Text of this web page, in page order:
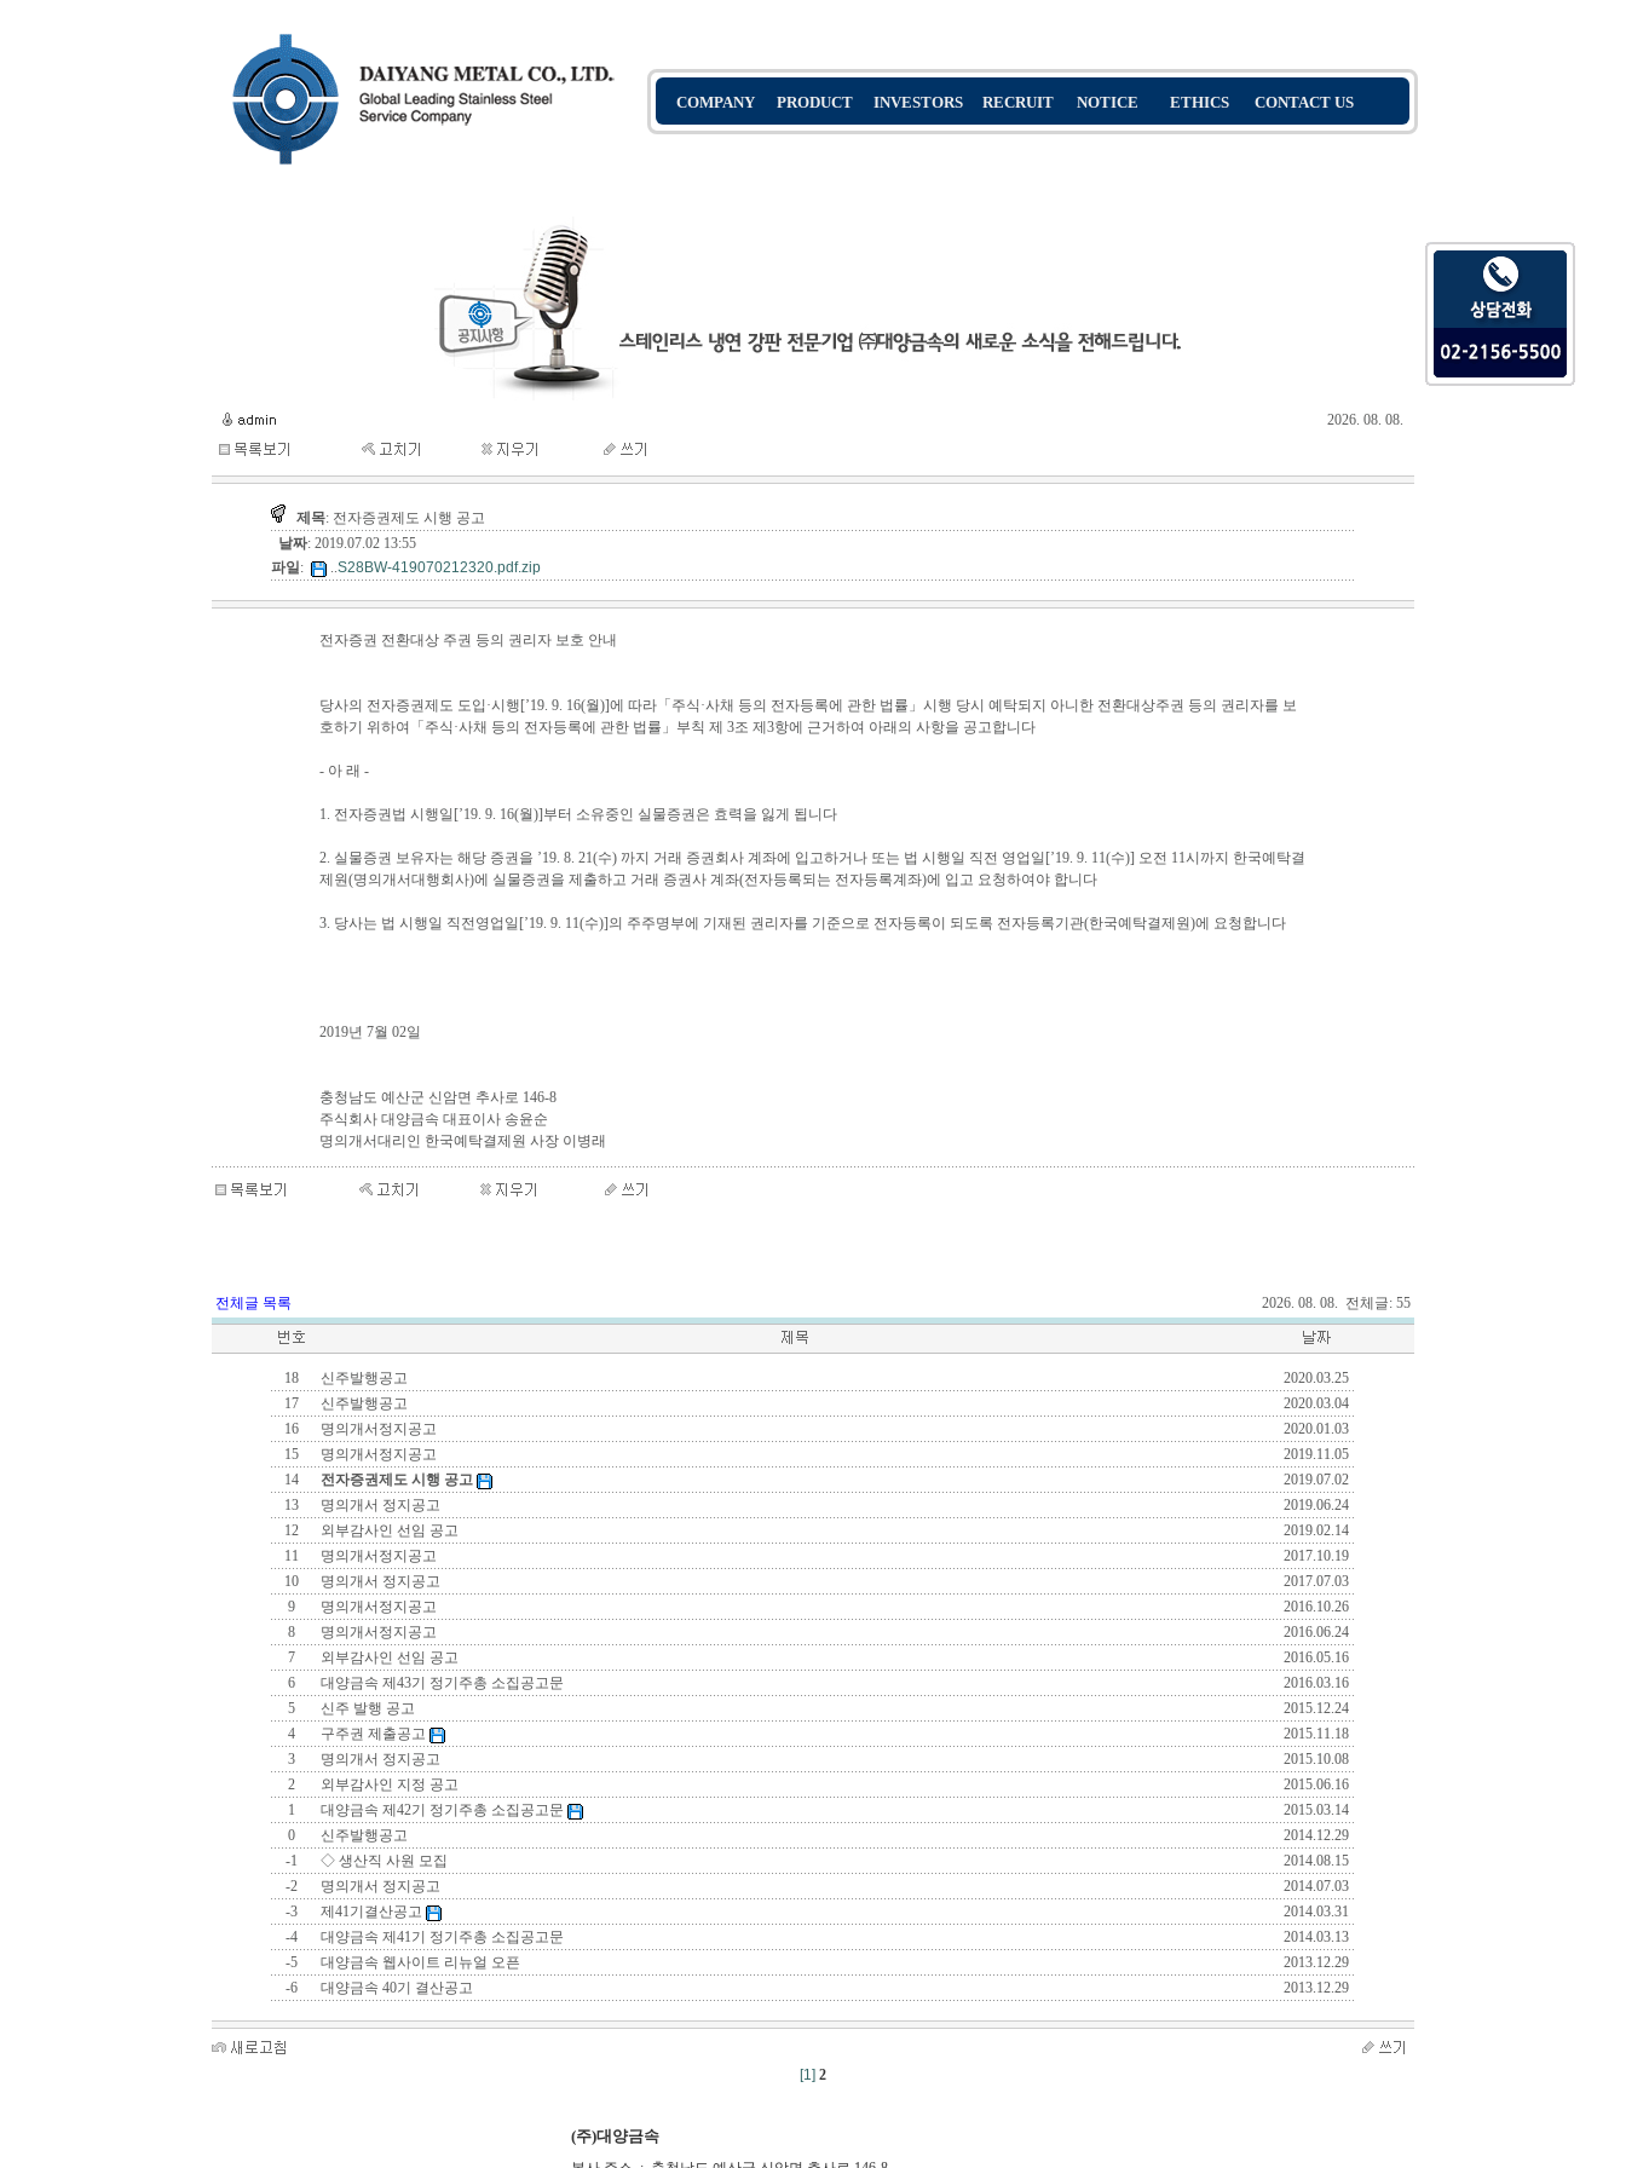
2026. 08. 08.
제목: 전자증권제도 시행 공고
날짜: 2019.07.02 13:55
파일: ..S28BW-419070212320.pdf.zip
전자증권 전환대상 주권 등의 권리자 보호 안내
당사의 전자증권제도 도입·시행[’19. 9. 16(월)]에 따라「주식·사채 등의 전자등록에 관한 법률」시행 당시 예탁되지 아니한 전환대상주권 등의 권리자를 보
호하기 위하여「주식·사채 등의 전자등록에 관한 법률」부칙 제 3조 제3항에 근거하여 아래의 사항을 공고합니다
- 아 래 -
1. 전자증권법 시행일[’19. 9. 16(월)]부터 소유중인 실물증권은 효력을 잃게 됩니다
2. 실물증권 보유자는 해당 증권을 ’19. 8. 21(수) 까지 거래 증권회사 계좌에 입고하거나 또는 법 시행일 직전 영업일[’19. 9. 11(수)] 오전 11시까지 한국예탁결
제원(명의개서대행회사)에 실물증권을 제출하고 거래 증권사 계좌(전자등록되는 전자등록계좌)에 입고 요청하여야 합니다
3. 당사는 법 시행일 직전영업일[’19. 9. 11(수)]의 주주명부에 기재된 권리자를 기준으로 전자등록이 되도록 전자등록기관(한국예탁결제원)에 요청합니다
2019년 7월 02일
충청남도 예산군 신암면 추사로 146-8
주식회사 대양금속 대표이사 송윤순
명의개서대리인 한국예탁결제원 사장 이병래
전체글 목록 2026. 08. 08. 전체글: 55
18 신주발행공고
2020.03.25
17
신주발행공고
2020.03.04
16
명의개서정지공고
2020.01.03
15
명의개서정지공고
2019.11.05
14
전자증권제도 시행 공고
2019.07.02
13
명의개서 정지공고
2019.06.24
12
외부감사인 선임 공고
2019.02.14
11
명의개서정지공고
2017.10.19
10
명의개서 정지공고
2017.07.03
9
명의개서정지공고
2016.10.26
8
명의개서정지공고
2016.06.24
7
외부감사인 선임 공고
2016.05.16
6
대양금속 제43기 정기주총 소집공고문
2016.03.16
5
신주 발행 공고
2015.12.24
4
구주권 제출공고
2015.11.18
3
명의개서 정지공고
2015.10.08
2
외부감사인 지정 공고
2015.06.16
1
대양금속 제42기 정기주총 소집공고문
2015.03.14
0
신주발행공고
2014.12.29
-1
◇ 생산직 사원 모집
2014.08.15
-2
명의개서 정지공고
2014.07.03
-3
제41기결산공고
2014.03.31
-4
대양금속 제41기 정기주총 소집공고문
2014.03.13
-5
대양금속 웹사이트 리뉴얼 오픈
2013.12.29
-6
대양금속 40기 결산공고 2013.12.29
[1] 2
(주)대양금속